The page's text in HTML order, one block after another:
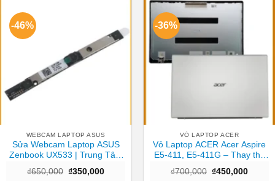
-46%
WEBCAM LAPTOP ASUS
Sửa Webcam Laptop ASUS
Zenbook UX533 | Trung Tâm
₫650,000 Giá
₫350,000Giá
-36%
VỎ LAPTOP ACER
Vỏ Laptop ACER Acer Aspire
E5-411, E5-411G – Thay thế
₫700,000 Giá
₫450,000Giá